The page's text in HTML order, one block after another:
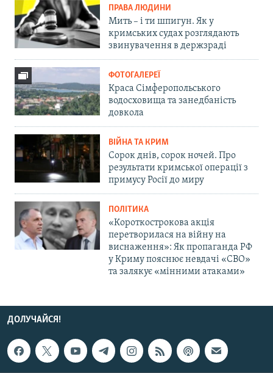
ПРАВА ЛЮДИНИ
Мить – і ти шпигун. Як у
кримських судах розглядають
звинувачення в держзраді
ФОТОГАЛЕРЕЇ
Краса Сімферопольського
водосховища та занедбаність
довкола
ВІЙНА ТА КРИМ
Сорок днів, сорок ночей. Про
результати кримської операції з
примусу Росії до миру
ПОЛІТИКА
«Короткострокова акція
перетворилася на війну на
виснаження»: Як пропаганда РФ
у Криму пояснює невдачі «СВО»
та залякує «мінними атаками»
ДОЛУЧАЙСЯ!